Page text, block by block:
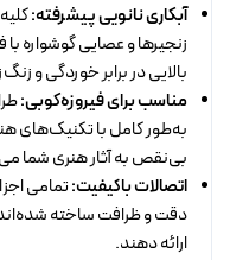
آبکاری نانویی پیشرفته:
زنجیرها و عصایی گوشواره با
بالایی در برابر خوردگی و
مناسب برای فیروزه‌کوبی:
به‌طور کامل با تکنیک‌های
بی‌نقص به آثار هنری شما
اتصالات باکیفیت:تمامی
دقت و ظرافت ساخته شده‌اند
ارائه دهند.